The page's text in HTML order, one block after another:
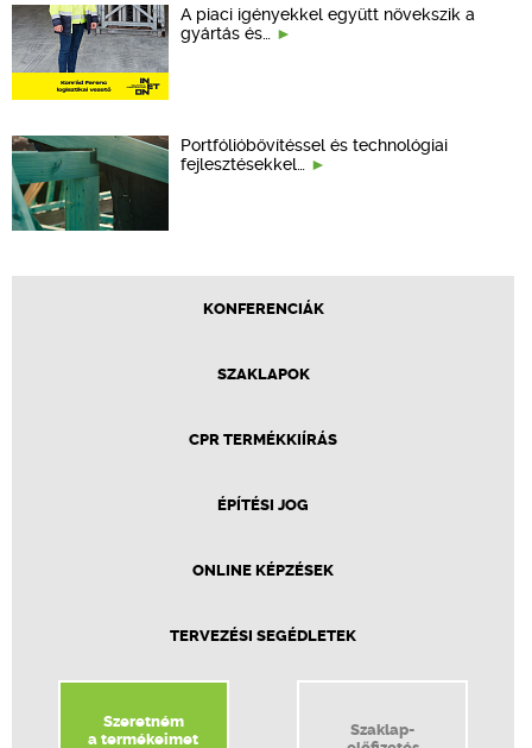
A piaci igényekkel együtt növekszik a
gyártás és…
Portfólióbővítéssel és technológiai
fejlesztésekkel…
KONFERENCIÁK
SZAKLAPOK
CPR TERMÉKKIÍRÁS
ÉPÍTÉSI JOG
ONLINE KÉPZÉSEK
TERVEZÉSI SEGÉDLETEK
Szeretném
a termékeimet
Szaklap-